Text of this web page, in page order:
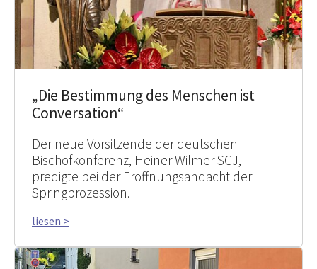
„Die Bestimmung des Menschen ist
Conversation“
Der neue Vorsitzende der deutschen
Bischofkonferenz, Heiner Wilmer SCJ,
predigte bei der Eröffnungsandacht der
Springprozession.
liesen >